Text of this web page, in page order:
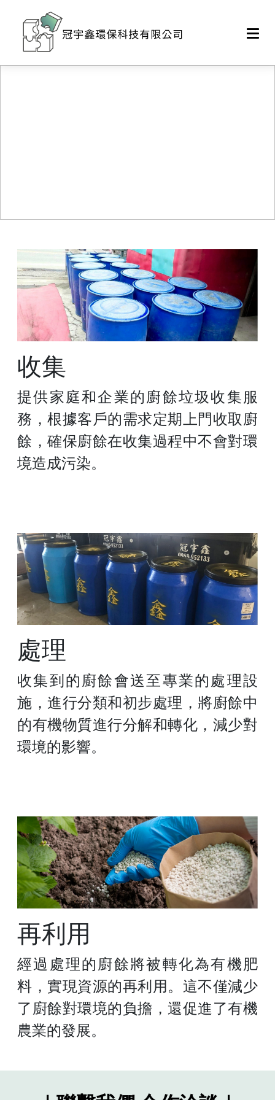
收集
提供家庭和企業的廚餘垃圾收集服
務，根據客戶的需求定期上門收取廚
餘，確保廚餘在收集過程中不會對環
境造成污染。
處理
收集到的廚餘會送至專業的處理設
施，進行分類和初步處理，將廚餘中
的有機物質進行分解和轉化，減少對
環境的影響。
再利用
經過處理的廚餘將被轉化為有機肥
料，實現資源的再利用。這不僅減少
了廚餘對環境的負擔，還促進了有機
農業的發展。